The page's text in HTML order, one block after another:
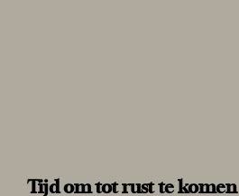
Tijd om tot rust te komen